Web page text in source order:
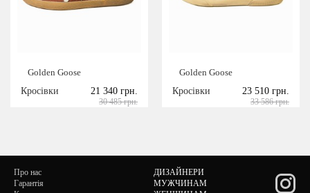
Golden Goose
Кросівки
21 340 грн.
30 485 грн.
Golden Goose
Кросівки
23 510 грн.
33 586 грн.
Про нас
Гарантія
ДИЗАЙНЕРИ
МУЖЧИНАМ